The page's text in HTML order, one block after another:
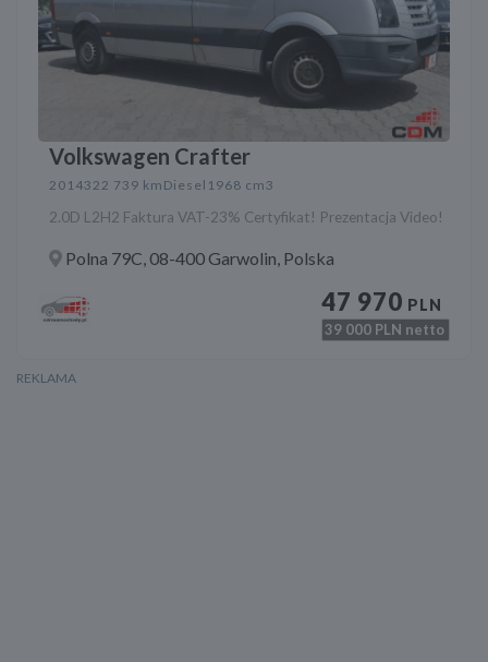
Volkswagen Crafter
2014322 739 km Diesel 1968 cm3
2.0D L2H2 Faktura VAT-23% Certyfikat! Prezentacja Video!
Polna 79C, 08-400 Garwolin, Polska
47 970 PLN
39 000 PLN netto